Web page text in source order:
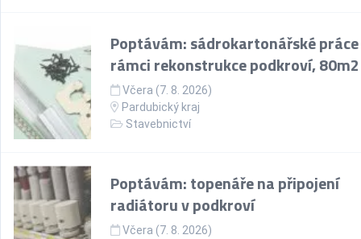
Poptávám: sádrokartonářské
rámci rekonstrukce podkroví, 80m2
Včera (7. 8. 2026)
Pardubický kraj
Stavebnictví
Poptávám: topenáře na připojení
radiátoru v podkroví
Včera (7. 8. 2026)